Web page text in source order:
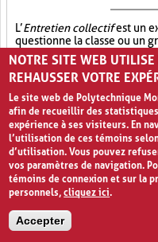
L’Entretien collectifest un
questionne la classe ou un
particulier afin de récolter
toute autre information qui
L’activité se déroule en
pose une question en lien
une ouverture qui
qui suivra. Deuxièmement,
dans un contexte
pédagogique a l’avantage
s’exprimer de manière
et d’autre part, d’enrichir
des autres.
Participation active (6)
NOTRE SITE WEB
REHAUSSER VOTRE
Le site web de Polytechnique
afin de recueillir des
expérience à ses visiteurs. En
l’utilisation de ces témoins
d’utilisation. Vous pouvez
vos paramètres de navigation.
témoins de connexion et sur la
personnels,cliquez ici.
Accepter